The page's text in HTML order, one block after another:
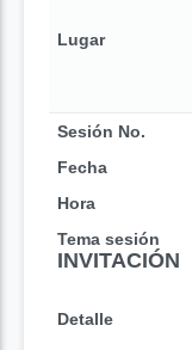
Lugar
Sesión No.
Fecha
Hora
Tema sesión
INVITACIÓN
Detalle